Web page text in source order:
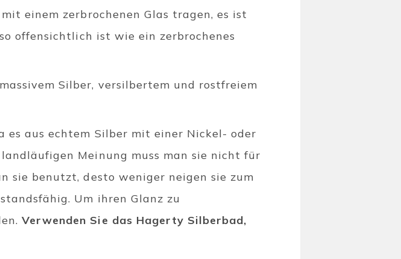
einem zerbrochenen Glas tragen, es ist
offensichtlich ist wie ein zerbrochenes
Silber, versilbertem und rostfreiem
es aus echtem Silber mit einer Nickel- oder
Meinung muss man sie nicht für
sie benutzt, desto weniger neigen sie zum
Um ihren Glanz zu
Verwenden Sie das Hagerty Silberbad,